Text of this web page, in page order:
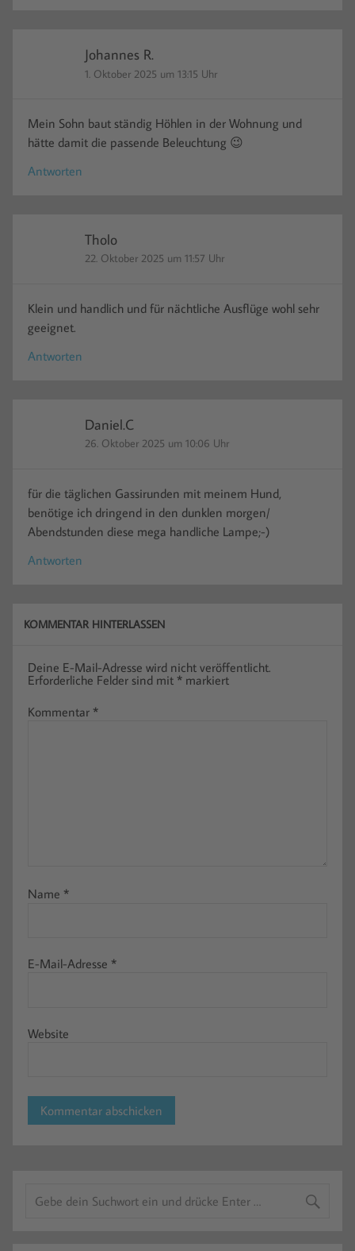
Johannes R.
1. Oktober 2025 um 13:15 Uhr
Mein Sohn baut ständig Höhlen in der Wohnung und
hätte damit die passende Beleuchtung 😉
Antworten
Tholo
22. Oktober 2025 um 11:57 Uhr
Klein und handlich und für nächtliche Ausflüge wohl sehr
geeignet.
Antworten
Daniel.C
26. Oktober 2025 um 10:06 Uhr
für die täglichen Gassirunden mit meinem Hund,
benötige ich dringend in den dunklen morgen/
Abendstunden diese mega handliche Lampe;-)
Antworten
KOMMENTAR HINTERLASSEN
Deine E-Mail-Adresse wird nicht veröffentlicht.
Erforderliche Felder sind mit * markiert
Kommentar *
Name *
E-Mail-Adresse *
Website